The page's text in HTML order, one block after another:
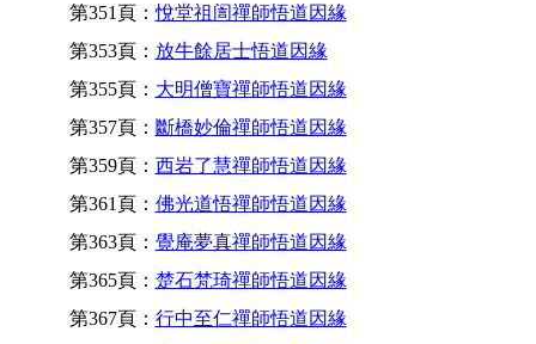
第351頁：悅堂祖訚禪師悟道因緣
第353頁： 放牛餘居士悟道因緣
第355頁： 大明僧寶禪師悟道因緣
第357頁： 斷橋妙倫禪師悟道因緣
第359頁： 西岩了慧禪師悟道因緣
第361頁： 佛光道悟禪師悟道因緣
第363頁： 覺庵夢真禪師悟道因緣
第365頁： 楚石梵琦禪師悟道因緣
第367頁： 行中至仁禪師悟道因緣